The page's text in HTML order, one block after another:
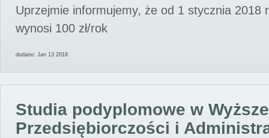
Uprzejmie informujemy, że od 1 stycznia 2018
wynosi 100 zł/rok
dodano: Jan 13 2018
Studia podyplomowe w
Przedsiębiorczości i